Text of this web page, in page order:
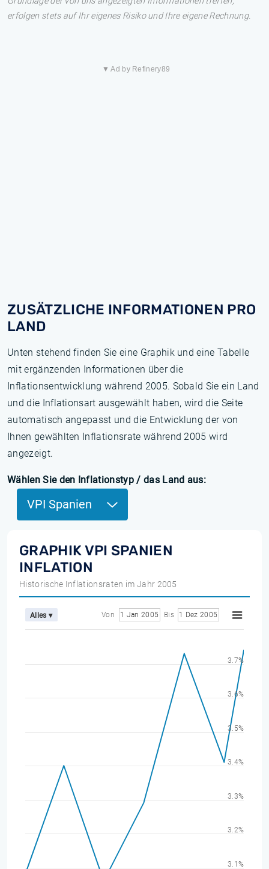
erfolgen stets auf Ihr eigenes Risiko und Ihre eigene Rechnung.
▼ Ad by Refinery89
ZUSÄTZLICHE INFORMATIONEN PRO
LAND
Unten stehend finden Sie eine Graphik und eine Tabelle
mit ergänzenden Informationen über die
Inflationsentwicklung während 2005. Sobald Sie ein Land
und die Inflationsart ausgewählt haben, wird die Seite
automatisch angepasst und die Entwicklung der von
Ihnen gewählten Inflationsrate während 2005 wird
angezeigt.
Wählen Sie den Inflationstyp / das Land aus:
VPI Spanien
GRAPHIK VPI SPANIEN
INFLATION
Historische Inflationsraten im Jahr 2005
Alles ▾ Von 1 Jan 2005 Bis 1 Dez 2005
3.1%
3.2%
3.3%
3.4%
3.5%
3.6%
3.7%